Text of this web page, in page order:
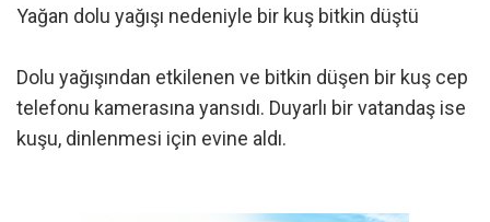
Yağan dolu yağışı nedeniyle bir kuş bitkin düştü
Dolu yağışından etkilenen ve bitkin düşen bir kuş cep
telefonu kamerasına yansıdı. Duyarlı bir vatandaş ise
kuşu, dinlenmesi için evine aldı.